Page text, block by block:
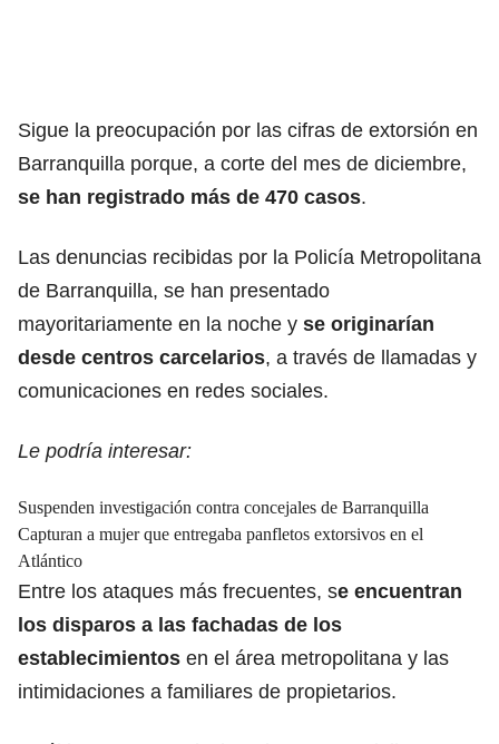
Sigue la preocupación por las cifras de extorsión en
Barranquilla porque, a corte del mes de diciembre,
se han registrado más de 470 casos.
Las denuncias recibidas por la Policía Metropolitana
de Barranquilla, se han presentado
mayoritariamente en la noche y se originarían
desde centros carcelarios, a través de llamadas y
comunicaciones en redes sociales.
Le podría interesar:
Suspenden investigación contra concejales de Barranquilla
Capturan a mujer que entregaba panfletos extorsivos en el
Atlántico
Entre los ataques más frecuentes, se encuentran
los disparos a las fachadas de los
establecimientos en el área metropolitana y las
intimidaciones a familiares de propietarios.